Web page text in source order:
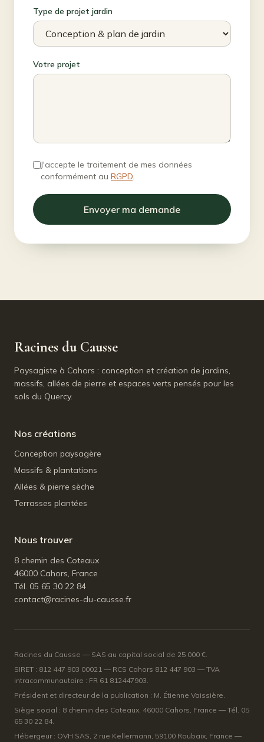
Type de projet jardin
Votre projet
J'accepte le traitement de mes données
conformément au RGPD.
Envoyer ma demande
Racines du Causse
Paysagiste à Cahors : conception et création de jardins,
massifs, allées de pierre et espaces verts pensés pour les
sols du Quercy.
Nos créations
Conception paysagère
Massifs & plantations
Allées & pierre sèche
Terrasses plantées
Nous trouver
8 chemin des Coteaux
46000 Cahors, France
Tél. 05 65 30 22 84
contact@racines-du-causse.fr
Racines du Causse — SAS au capital social de 25 000 €.
SIRET : 812 447 903 00021 — RCS Cahors 812 447 903 — TVA
intracommunautaire : FR 61 812447903.
Président et directeur de la publication : M. Étienne Vaissière.
Siège social : 8 chemin des Coteaux, 46000 Cahors, France — Tél. 05
65 30 22 84.
Hébergeur : OVH SAS, 2 rue Kellermann, 59100 Roubaix, France —